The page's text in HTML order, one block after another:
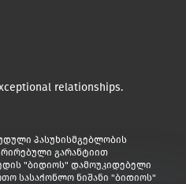
relationships.
პასუხისმგებლობის
გარანტიით
"ბიდიოს" დამოუკიდებელი
სასაქონლო ნიშანი "ბიდიოს"